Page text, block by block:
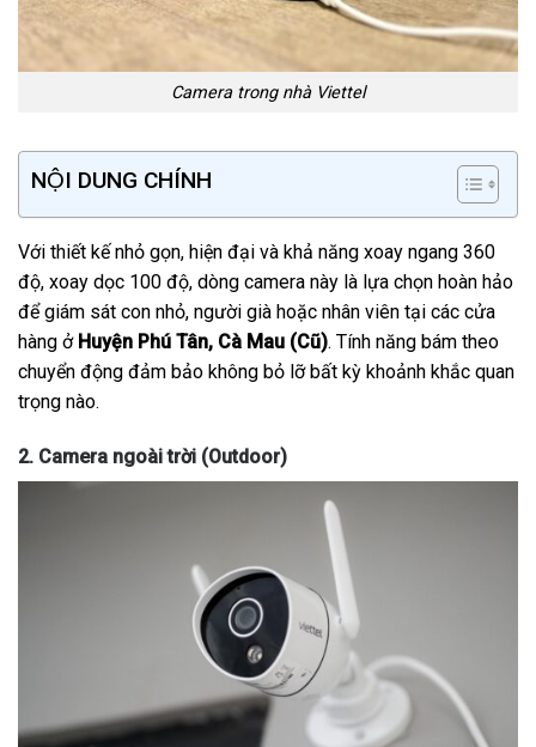
Camera trong nhà Viettel
NỘI DUNG CHÍNH
Với thiết kế nhỏ gọn, hiện đại và khả năng xoay ngang 360
độ, xoay dọc 100 độ, dòng camera này là lựa chọn hoàn hảo
để giám sát con nhỏ, người già hoặc nhân viên tại các cửa
hàng ở Huyện Phú Tân, Cà Mau (Cũ). Tính năng bám theo
chuyển động đảm bảo không bỏ lỡ bất kỳ khoảnh khắc quan
trọng nào.
2. Camera ngoài trời (Outdoor)